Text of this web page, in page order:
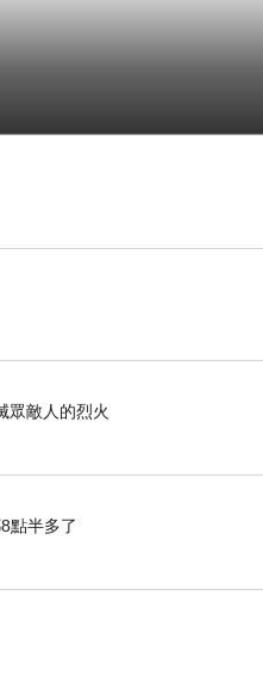
眾敵人的烈火
點半多了